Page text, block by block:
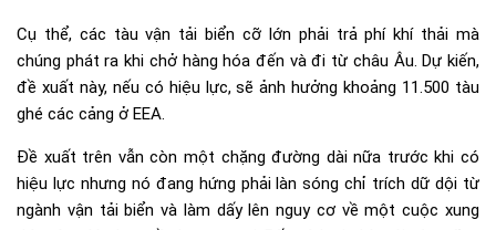
Cụ thể, các tàu vận tải biển cỡ lớn phải trả phí khí thải mà
chúng phát ra khi chở hàng hóa đến và đi từ châu Âu. Dự kiến,
đề xuất này, nếu có hiệu lực, sẽ ảnh hưởng khoảng 11.500 tàu
ghé các cảng ở EEA.
Đề xuất trên vẫn còn một chặng đường dài nữa trước khi có
hiệu lực nhưng nó đang hứng phải làn sóng chỉ trích dữ dội từ
ngành vận tải biển và làm dấy lên nguy cơ về một cuộc xung